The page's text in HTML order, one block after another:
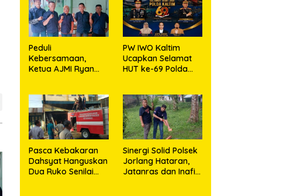
Peduli
Kebersamaan,
Ketua AJMI Ryan
Liputan Kodam I/BB
dan Jajaran
PW IWO Kaltim
Ucapkan Selamat
HUT ke-69 Polda
Polisi dan Media
Pasca Kebakaran
Dahsyat Hanguskan
Dua Ruko Senilai
Sinergi Solid Polsek
Jorlang Hataran,
Jatanras dan Inafis